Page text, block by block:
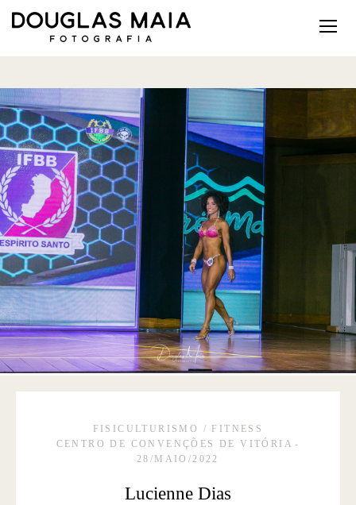
FISICULTURISMO / FITNESS
CENTRO DE CONVENÇÕES DE VITÓRIA
28/MAIO/2022
Lucienne Dias